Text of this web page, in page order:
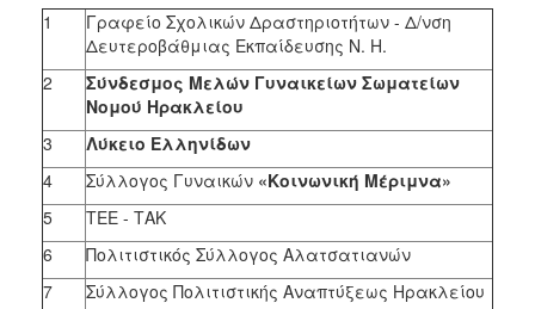
1
Γραφείο Σχολικών Δραστηριοτήτων - Δ/νση
Δευτεροβάθμιας Εκπαίδευσης Ν. Η.
2
Σύνδεσμος Μελών Γυναικείων Σωματείων
Νομού Ηρακλείου
3
Λύκειο Ελληνίδων
4
Σύλλογος Γυναικών «Κοινωνική Μέριμνα»
5
ΤΕΕ - ΤΑΚ
6
Πολιτιστικός Σύλλογος Αλατσατιανών
7
Σύλλογος Πολιτιστικής Αναπτύξεως Ηρακλείου